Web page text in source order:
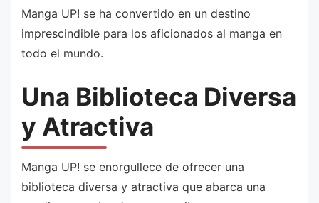
Manga UP! se ha convertido en un destino
imprescindible para los aficionados al manga en
todo el mundo.
Una Biblioteca Diversa
y Atractiva
Manga UP! se enorgullece de ofrecer una
biblioteca diversa y atractiva que abarca una